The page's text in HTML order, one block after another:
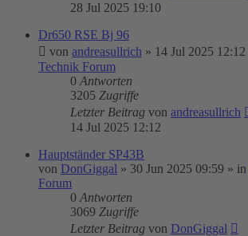
28 Jul 2025 19:10
Dr650 RSE Bj 96
von andreasullrich » 14 Jul 2025 12:12
Technik Forum
0 Antworten
3205 Zugriffe
Letzter Beitrag von andreasullrich
14 Jul 2025 12:12
Hauptständer SP43B
von DonGiggal » 30 Jun 2025 09:59 » in
Forum
0 Antworten
3069 Zugriffe
Letzter Beitrag von DonGiggal